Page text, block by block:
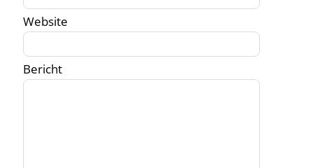
Website
Bericht